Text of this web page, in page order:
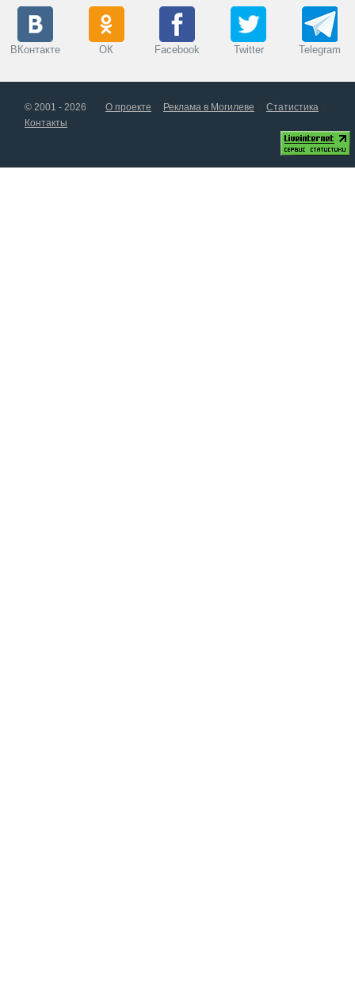
ВКонтакте ОК Facebook Twitter Telegram
© 2001 - 2026 О проекте Реклама в Могилеве
Статистика
Контакты